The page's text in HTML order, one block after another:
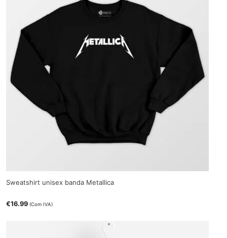
Sweatshirt unisex banda Metallica
€16.99 (Com IVA)